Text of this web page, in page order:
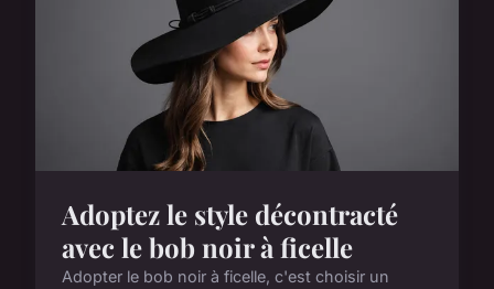
Adoptez le style décontracté
avec le bob noir à ficelle
Adopter le bob noir à ficelle, c'est choisir un